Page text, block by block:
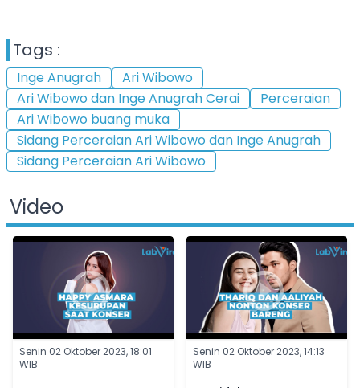
Tags :
Inge Anugrah
Ari Wibowo
Ari Wibowo dan Inge Anugrah Cerai
Perceraian
Ari Wibowo buang muka
Sidang Perceraian Ari Wibowo dan Inge Anugrah
Sidang Perceraian Ari Wibowo
Video
Senin 02 Oktober 2023, 18:01
WIB
Senin 02 Oktober 2023, 14:13
WIB